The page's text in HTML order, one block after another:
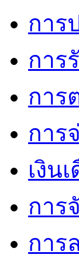
การ
การ
การ
การ
เงิน
การ
การ